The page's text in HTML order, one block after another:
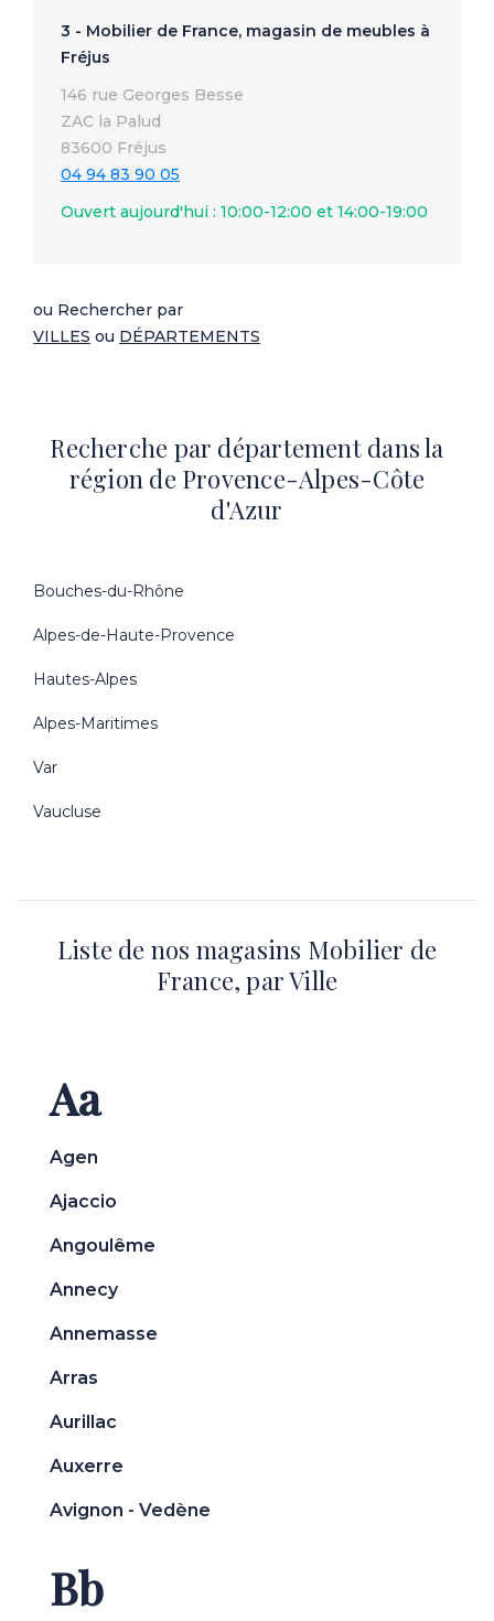
3 - Mobilier de France, magasin de meubles à
Fréjus
146 rue Georges Besse
ZAC la Palud
83600 Fréjus
04 94 83 90 05
Ouvert aujourd'hui : 10:00-12:00 et 14:00-19:00
ou Rechercher par
VILLES ou DÉPARTEMENTS
Recherche par département dans la
région de Provence-Alpes-Côte
d'Azur
Bouches-du-Rhône
Alpes-de-Haute-Provence
Hautes-Alpes
Alpes-Maritimes
Var
Vaucluse
Liste de nos magasins Mobilier de
France, par Ville
Aa
Agen
Ajaccio
Angoulême
Annecy
Annemasse
Arras
Aurillac
Auxerre
Avignon - Vedène
Bb